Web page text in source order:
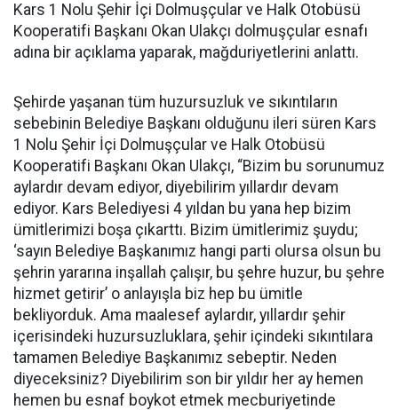
Kars 1 Nolu Şehir İçi Dolmuşçular ve Halk Otobüsü
Kooperatifi Başkanı Okan Ulakçı dolmuşçular esnafı
adına bir açıklama yaparak, mağduriyetlerini anlattı.
Şehirde yaşanan tüm huzursuzluk ve sıkıntıların
sebebinin Belediye Başkanı olduğunu ileri süren Kars
1 Nolu Şehir İçi Dolmuşçular ve Halk Otobüsü
Kooperatifi Başkanı Okan Ulakçı, “Bizim bu sorunumuz
aylardır devam ediyor, diyebilirim yıllardır devam
ediyor. Kars Belediyesi 4 yıldan bu yana hep bizim
ümitlerimizi boşa çıkarttı. Bizim ümitlerimiz şuydu;
‘sayın Belediye Başkanımız hangi parti olursa olsun bu
şehrin yararına inşallah çalışır, bu şehre huzur, bu şehre
hizmet getirir’ o anlayışla biz hep bu ümitle
bekliyorduk. Ama maalesef aylardır, yıllardır şehir
içerisindeki huzursuzluklara, şehir içindeki sıkıntılara
tamamen Belediye Başkanımız sebeptir. Neden
diyeceksiniz? Diyebilirim son bir yıldır her ay hemen
hemen bu esnaf boykot etmek mecburiyetinde